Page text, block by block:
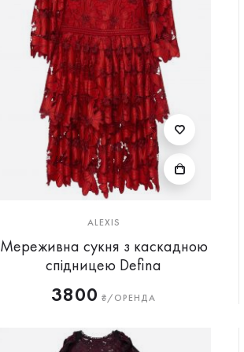
ALEXIS
Мереживна сукня з каскадною
спідницею Defina
3800 ₴/ОРЕНДА